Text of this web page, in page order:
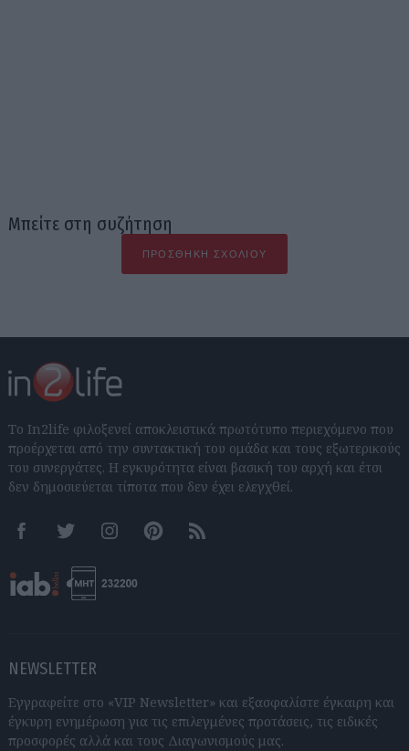
Μπείτε στη συζήτηση
ΠΡΟΣΘΉΚΗ ΣΧΟΛΊΟΥ
Το In2life φιλοξενεί αποκλειστικά πρωτότυπο περιεχόμενο που
προέρχεται από την συντακτική του ομάδα και τους εξωτερικούς
του συνεργάτες. Η εγκυρότητα είναι βασική του αρχή και έτσι
δεν δημοσιεύεται τίποτα που δεν έχει ελεγχθεί.
FacebookTwitter InstagramPinterestRSS feeds
NEWSLETTER
Εγγραφείτε στο «VIP Newsletter» και εξασφαλίστε έγκαιρη και
έγκυρη ενημέρωση για τις επιλεγμένες προτάσεις, τις ειδικές
προσφορές αλλά και τους Διαγωνισμούς μας.